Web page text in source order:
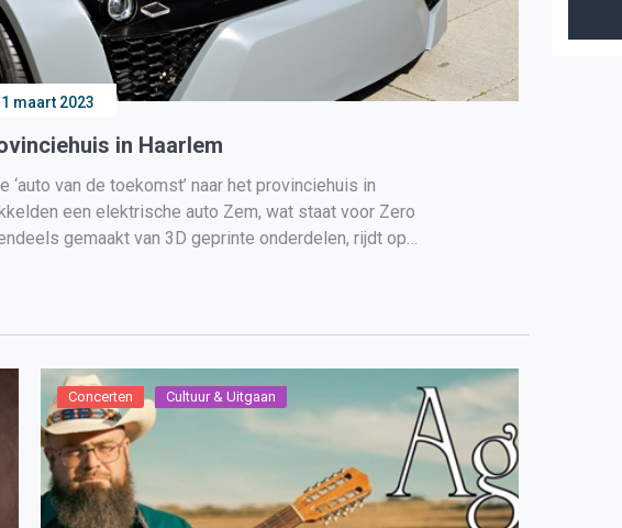
maart 2023
in Haarlem
van de toekomst’ naar het provinciehuis in
een elektrische auto Zem, wat staat voor Zero
gemaakt van 3D geprinte onderdelen, rijdt op
Concerten Cultuur & Uitgaan